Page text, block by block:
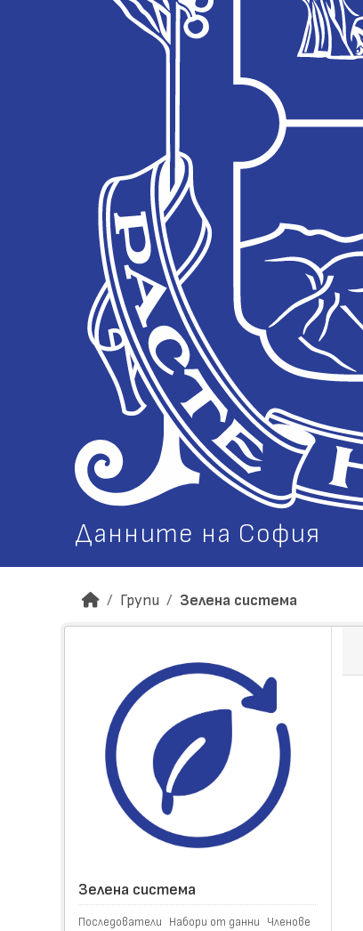
Данните на София
Групи Зелена система
Зелена система
Последователи Набори от данни Членове